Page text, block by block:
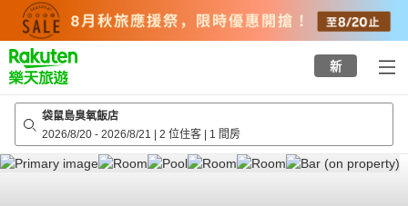
top
page
新
袋鼠島臭氧飯店
2026/8/20 - 2026/8/21 | 2 位住客 | 1 間房